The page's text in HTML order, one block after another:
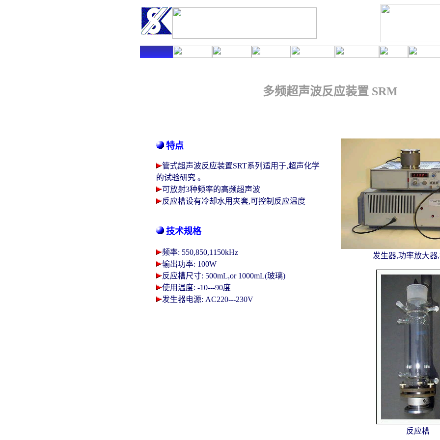
多频超声波反应装置 SRM
特点
管式超声波反应装置SRT系列适用于,超声化学
的试验研究 。
可放射3种频率的高频超声波
反应槽设有冷却水用夹套,可控制反应温度
技术规格
频率: 550,850,1150kHz
输出功率: 100W
反应槽尺寸: 500mL,or 1000mL(玻璃)
使用温度: -10---90度
发生器电源: AC220---230V
发生器,功率放大器
反应槽